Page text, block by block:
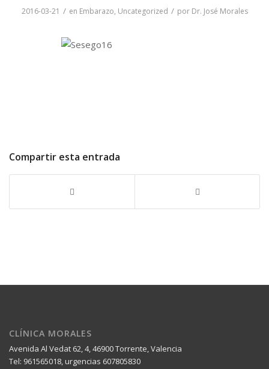
2016-03-21 / en Embarazo, Uncategorized / por Dr. José Morales
Compartir esta entrada
CLÍNICA MORALES
Avenida Al Vedat 62, 4, 46900 Torrente, Valencia
Tel: 961565018, urgencias 607805830